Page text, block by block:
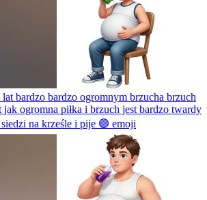
lat bardzo bardzo ogromnym brzucha brzuch
jak ogromna piłka i brzuch jest bardzo twardy
na krześle i pije 🟣 emoji